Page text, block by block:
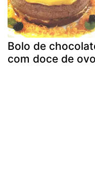
Bolo de
com doce de